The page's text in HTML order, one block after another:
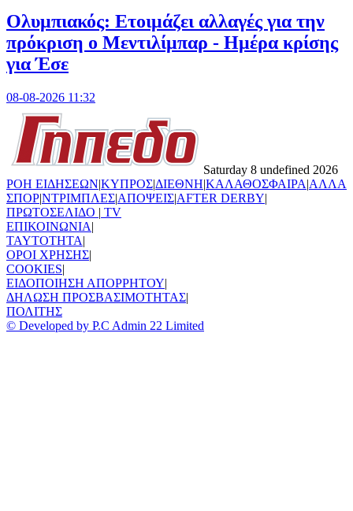
Ολυμπιακός: Ετοιμάζει αλλαγές για την
πρόκριση ο Μεντιλίμπαρ - Ημέρα κρίσης
για Έσε
08-08-2026 11:32
Saturday 8 undefined 2026
ΡΟΗ ΕΙΔΗΣΕΩΝ|ΚΥΠΡΟΣ|ΔΙΕΘΝΗ|ΚΑΛΑΘΟΣΦΑΙΡΑ|ΑΛΛΑ
ΣΠΟΡ|ΝΤΡΙΜΠΛΕΣ|ΑΠΟΨΕΙΣ|AFTER DERBY|
ΠΡΩΤΟΣΕΛΙΔΟ | TV
ΕΠΙΚΟΙΝΩΝΙΑ|
TAYTOTHTA|
ΟΡΟΙ ΧΡΗΣΗΣ|
COOKIES|
ΕΙΔΟΠΟΙΗΣΗ ΑΠΟΡΡΗΤΟΥ|
ΔΗΛΩΣΗ ΠΡΟΣΒΑΣΙΜΟΤΗΤΑΣ|
ΠΟΛΙΤΗΣ
© Developed by P.C Admin 22 Limited